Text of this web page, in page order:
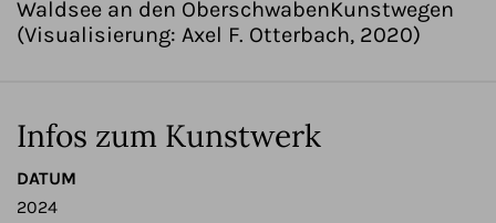
Waldsee an den OberschwabenKunstwegen
(Visualisierung: Axel F. Otterbach, 2020)
Infos zum Kunstwerk
DATUM
2024